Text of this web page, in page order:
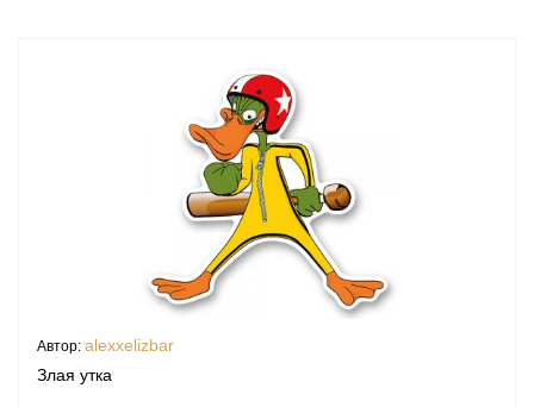
Автор: alexxelizbar
Злая утка